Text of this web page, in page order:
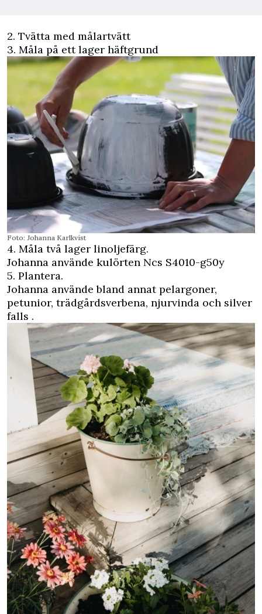
2. Tvätta med målartvätt
3. Måla på ett lager häftgrund
Foto: Johanna Karlkvist
4. Måla två lager linoljefärg.
Johanna använde kulörten Ncs S4010-g50y
5. Plantera.
Johanna använde bland annat pelargoner,
petunior, trädgårdsverbena, njurvinda och silver
falls .